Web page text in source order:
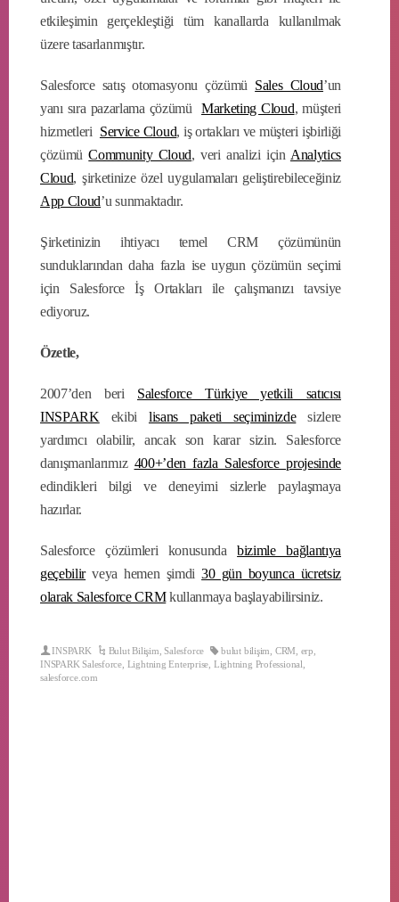
etkileşimin gerçekleştiği tüm kanallarda kullanılmak
üzere tasarlanmıştır.
Salesforce satış otomasyonu çözümü Sales Cloud’un
yanı sıra pazarlama çözümü Marketing Cloud, müşteri
hizmetleri Service Cloud, iş ortakları ve müşteri işbirliği
çözümüCommunity Cloud, veri analizi için Analytics
Cloud, şirketinize özel uygulamaları geliştirebileceğiniz
App Cloud’u sunmaktadır.
Şirketinizin ihtiyacı temel CRM çözümünün
sunduklarından daha fazla ise uygun çözümün seçimi
için Salesforce İş Ortakları ile çalışmanızı tavsiye
ediyoruz.
Özetle,
2007’den beri Salesforce Türkiye yetkili satıcısı
INSPARK ekibi lisans paketi seçiminizdesizlere
yardımcı olabilir, ancak son karar sizin. Salesforce
danışmanlarımız 400+’den fazla Salesforce projesinde
edindikleri bilgi ve deneyimi sizlerle paylaşmaya
hazırlar.
Salesforce çözümleri konusundabizimle bağlantıya
geçebilirveya hemen şimdi30 gün boyunca ücretsiz
olarak Salesforce CRMkullanmaya başlayabilirsiniz.
INSPARK Bulut Bilişim ,Salesforce bulut bilişim CRM erp
INSPARK Salesforce Lightning Enterprise Lightning Professional
salesforce.com